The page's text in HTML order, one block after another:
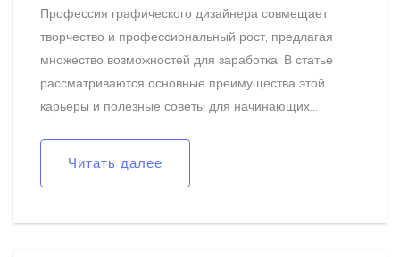
Профессия графического дизайнера совмещает
творчество и профессиональный рост, предлагая
множество возможностей для заработка. В статье
рассматриваются основные преимущества этой
карьеры и полезные советы для начинающих
профессия интересна и востребована, открывая
сферах.
Читать далее